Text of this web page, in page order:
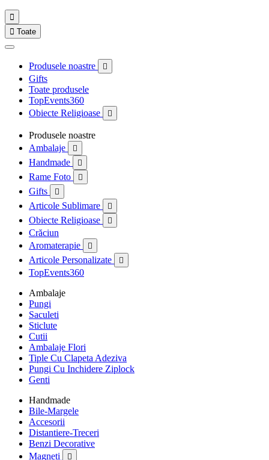

 Toate
Produsele noastre 
Gifts
Toate produsele
TopEvents360
Obiecte Religioase

Produsele noastre
Ambalaje

Handmade 
Rame Foto 
Gifts 
Articole Sublimare 
Obiecte Religioase 
Crăciun
Aromaterapie

Articole Personalizate 
TopEvents360
Ambalaje
Pungi
Saculeti
Sticlute
Cutii
Ambalaje Flori
Tiple Cu Clapeta Adeziva
Pungi Cu Inchidere Ziplock
Genti
Handmade
Bile-Margele
Accesorii
Distantiere-Treceri
Benzi Decorative
Magneti
